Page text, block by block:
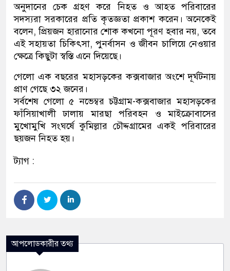
অনুদানের চেক গ্রহণ করে নিহত ও আহত পরিবারের
সদস্যরা সরকারের প্রতি কৃতজ্ঞতা প্রকাশ করেন। অনেকেই
বলেন, প্রিয়জন হারানোর শোক কখনো পূরণ হবার নয়, তবে
এই সহায়তা চিকিৎসা, পুনর্বাসন ও জীবন চালিয়ে নেওয়ার
ক্ষেত্রে কিছুটা স্বস্তি এনে দিয়েছে।
গেলো এক বছরের মহাসড়কের কক্সবাজার অংশে দূর্ঘটনায়
প্রাণ গেছে ৩২ জনের।
সর্বশেষ গেলো ৫ নভেম্বর চট্টগ্রাম-কক্সবাজার মহাসড়কের
ফাঁসিয়াখালী ঢালায় মারছা পরিবহন ও মাইক্রোবাসের
মুখোমুখি সংঘর্ষে কুমিল্লার চৌদ্দগ্রামের একই পরিবারের
ছয়জন নিহত হয়।
ট্যাগ :
আপলোডকারীর তথ্য